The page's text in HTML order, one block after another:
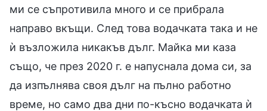
ми се съпротивила много и се прибрала
направо вкъщи. След това водачката така и не
ѝ възложила никакъв дълг. Майка ми каза
също, че през 2020 г. е напуснала дома си, за
да изпълнява своя дълг на пълно работно
време, но само два дни по-късно водачката ѝ